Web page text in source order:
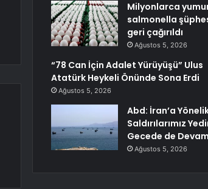
Milyonlarca
salmonella
geri çağırıldı
Ağustos 5, 2026
“78 Can İçin Adalet Yürüyüşü” Ulus
Atatürk Heykeli Önünde Sona Erdi
Ağustos 5, 2026
Abd: İran’a
Saldırılarımız
Gecede de
Ağustos 5, 2026